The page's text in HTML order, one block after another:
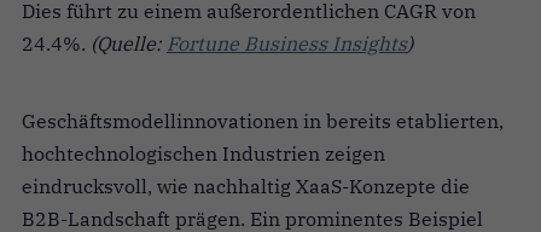
Dies führt zu einem außerordentlichen CAGR von
24.4%. (Quelle: Fortune Business Insights)
Geschäftsmodellinnovationen in bereits etablierten,
hochtechnologischen Industrien zeigen
eindrucksvoll, wie nachhaltig XaaS-Konzepte die
B2B-Landschaft prägen. Ein prominentes Beispiel